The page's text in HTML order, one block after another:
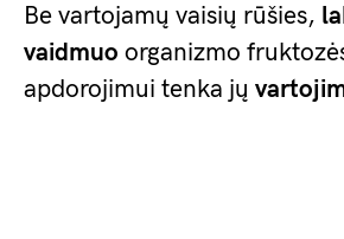
Be vartojamų vaisių rūšies,
vaidmuo organizmo
apdorojimui tenka jų